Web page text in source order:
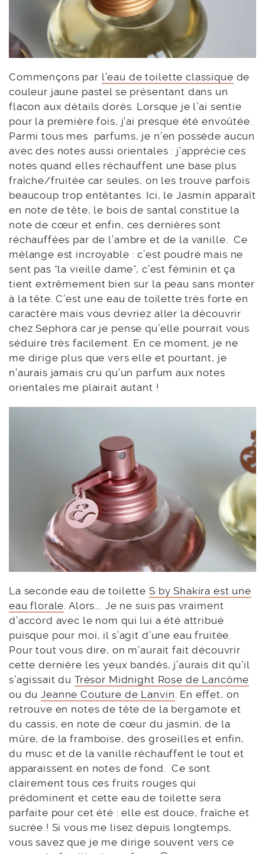
Commençons par l’eau de toilette classique de
couleur jaune pastel se présentant dans un
flacon aux détails dorés. Lorsque je l’ai sentie
pour la première fois, j’ai presque été envoûtée.
Parmi tous mes parfums, je n’en possède aucun
avec des notes aussi orientales : j’apprécie ces
notes quand elles réchauffent une base plus
fraîche/fruitée car seules, on les trouve parfois
beaucoup trop entêtantes. Ici, le Jasmin apparaît
en note de tête, le bois de santal constitue la
note de cœur et enfin, ces dernières sont
réchauffées par de l’ambre et de la vanille. Ce
mélange est incroyable : c’est poudré mais ne
sent pas “la vieille dame”, c’est féminin et ça
tient extrêmement bien sur la peau sans monter
à la tête. C’est une eau de toilette très forte en
caractère mais vous devriez aller la découvrir
chez Sephora car je pense qu’elle pourrait vous
séduire très facilement. En ce moment, je ne
me dirige plus que vers elle et pourtant, je
n’aurais jamais cru qu’un parfum aux notes
orientales me plairait autant !
La seconde eau de toilette S by Shakira est une
eau florale . Alors…. Je ne suis pas vraiment
d’accord avec le nom qui lui a été attribué
puisque pour moi, il s’agit d’une eau fruitée.
Pour tout vous dire, on m’aurait fait découvrir
cette dernière les yeux bandés, j’aurais dit qu’il
s’agissait du Trésor Midnight Rose de Lancôme
ou duJeanne Couture de Lanvin . En effet, on
retrouve en notes de tête de la bergamote et
du cassis, en note de cœur du jasmin, de la
mûre, de la framboise, des groseilles et enfin,
du musc et de la vanille réchauffent le tout et
apparaissent en notes de fond. Ce sont
clairement tous ces fruits rouges qui
prédominent et cette eau de toilette sera
parfaite pour cet été : elle est douce, fraîche et
sucrée ! Si vous me lisez depuis longtemps,
vous savez que je me dirige souvent vers ce